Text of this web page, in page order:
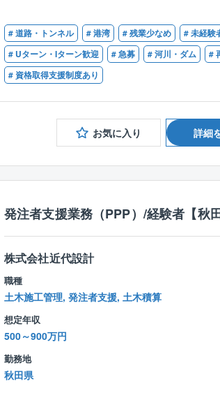
# 道路・トンネル # 港湾 # 残業少なめ # 未経験
# Uターン・Iターン歓迎
# 急募 # 河川・ダム #
# 資格取得支援制度あり
お気に入り 詳細
発注者支援業務（PPP）/経験者【秋田
株式会社近代設計
職種
土木施工管理, 発注者支援, 土木積算
想定年収
500～900万円
勤務地
秋田県